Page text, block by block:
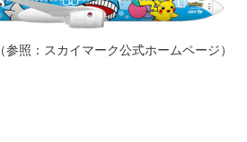
（参照：スカイマーク公式ホームページ）